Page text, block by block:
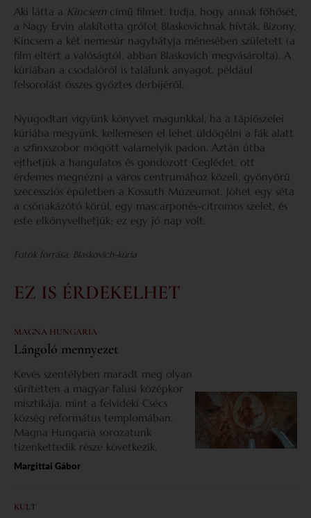
Aki látta a Kincsem című filmet, tudja, hogy annak főhősét,
a Nagy Ervin alakította grófot Blaskovichnak hívták. Bizony,
Kincsem a két nemesúr nagybátyja ménesében született (a
film eltért a valóságtól, abban Blaskovich megvásárolta). A
kúriában a csodalóról is találunk anyagot, például
felsorolást összes győztes derbijéről.
Nyugodtan vigyünk könyvet magunkkal, ha a tápiószelei
kúriába megyünk, kellemesen el lehet üldögélni a fák alatt
a szfinxszobor mögött valamelyik padon. Aztán útba
ejthetjük a hangulatos és gondozott Ceglédet, ott
érdemes megnézni a város centrumához közeli, gyönyörű
szecessziós épületben a Kossuth Múzeumot. Jöhet egy séta
a csónakázótó körül, egy mascarponés-citromos szelet, és
este elkönyvelhetjük: ez egy jó nap volt.
Fotók forrása: Blaskovich-kúria
EZ IS ÉRDEKELHET
MAGNA HUNGARIA
Lángoló mennyezet
Kevés szentélyben maradt meg olyan
sűrítetten a magyar falusi középkor
misztikája, mint a felvidéki Csécs
község református templomában.
Magna Hungaria sorozatunk
tizenkettedik része következik.
Margittai Gábor
KULT